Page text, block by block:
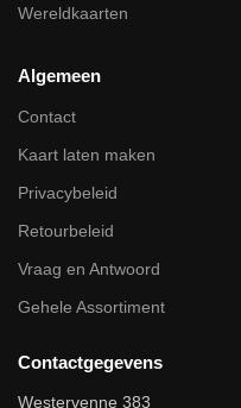
Wereldkaarten
Algemeen
Contact
Kaart laten maken
Privacybeleid
Retourbeleid
Vraag en Antwoord
Gehele Assortiment
Contactgegevens
Westervenne 383